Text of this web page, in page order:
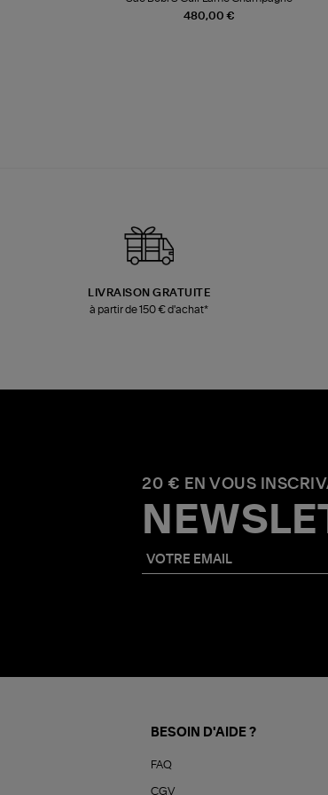
480,00 €
LIVRAISON GRATUITE
à partir de 150 € d'achat*
20 € EN VOUS
BESOIN D'AIDE ?
FAQ
CGV